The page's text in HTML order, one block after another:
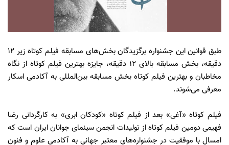
طبق قوانين اين جشنواره برگزيدگان بخش‌های مسابقه فيلم كوتاه زير ۱۲
دقيقه، بخش مسابقه بالای ۱۲ دقيقه، جايزه بهترين فيلم كوتاه از نگاه
مخاطبان و بهترين فيلم كوتاه بخش مسابقه بين‌المللی به آكادمی اسكار
معرفی می‌شوند.
فيلم كوتاه «آغی» بعد از فيلم كوتاه «كودكان ابری» به كارگردانی رضا
فهيمی دومين فيلم كوتاه از توليدات انجمن سينمای جوانان ايران است كه
امسال با موفقيت در جشنواره‌های معتبر جهانی به آكادمی علوم و فنون